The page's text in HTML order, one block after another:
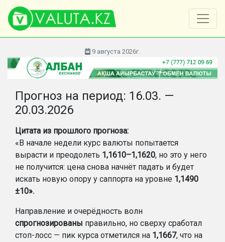
9 августа 2026г.
Прогноз на период: 16.03. —
20.03.2026
Цитата из прошлого прогноза:
«В начале недели курс валюты попытается
вырасти и преодолеть 1,1610–1,1620, но это у него
не получится: цена снова начнёт падать и будет
искать новую опору у саппорта на уровне 1,1490
±10».
Направление и очерёдность волн
спрогнозированы правильно, но сверху сработал
стоп-лосс — пик курса отметился на 1,1667, что на